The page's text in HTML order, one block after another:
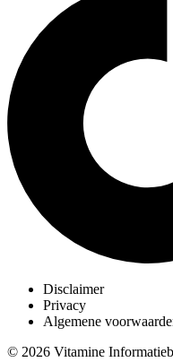
Disclaimer
Privacy
Algemene
© 2026 Vitamine